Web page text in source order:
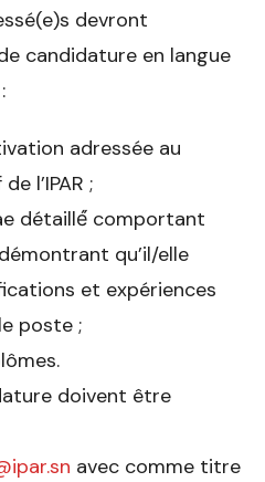
devront
candidature en langue
adressée au
l’IPAR ;
détaillé́ comportant
qu’il/elle
et expériences
poste ;
doivent être
avec comme titre